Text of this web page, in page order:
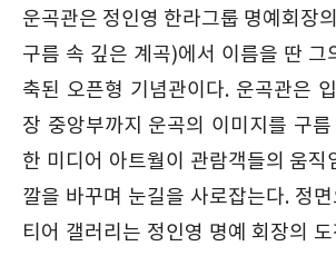
운곡관은 정인영 한라그룹 명예회장
구름 속 깊은 계곡)에서 이름을 딴 그
축된 오픈형 기념관이다. 운곡관은
장 중앙부까지 운곡의 이미지를 구
한 미디어 아트월이 관람객들의 움직
깔을 바꾸며 눈길을 사로잡는다. 정
티어 갤러리는 정인영 명예 회장의